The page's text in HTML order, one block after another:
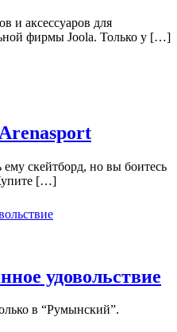
и аксессуаров для
фирмы Joola. Только у […]
скейтборд, но вы боитесь
[…]
удовольствие
в “Румынский”.